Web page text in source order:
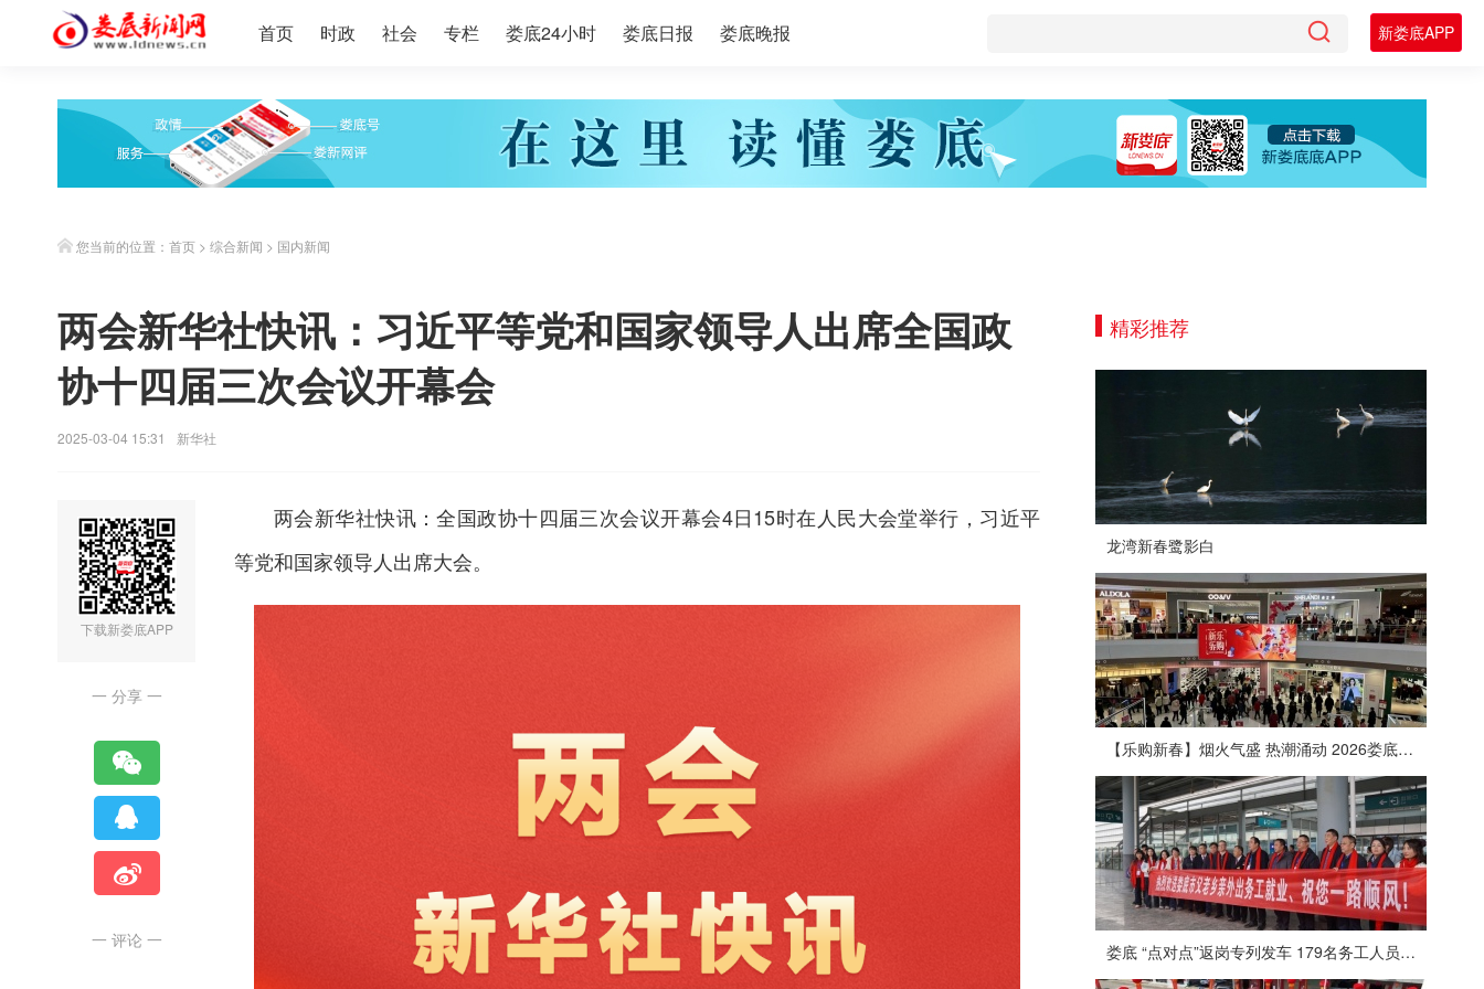
首页 时政 社会 专栏 娄底24小时 娄底日报 娄底晚报 新娄底APP
您当前的位置： 首页 > 综合新闻 > 国内新闻
两会新华社快讯：习近平等党和国家领导人出席全国政
协十四届三次会议开幕会
2025-03-04 15:31 新华社
下载新娄底APP
一 分享 一
一 评论 一
两会新华社快讯：全国政协十四届三次会议开幕会4日15时在人民大会堂举行，习近平
等党和国家领导人出席大会。
精彩推荐
龙湾新春鹭影白
【乐购新春】烟火气盛 热潮涌动 2026娄底春节消费市场喜迎“开门红”
娄底 “点对点”返岗专列发车 179名务工人员免费赴沪